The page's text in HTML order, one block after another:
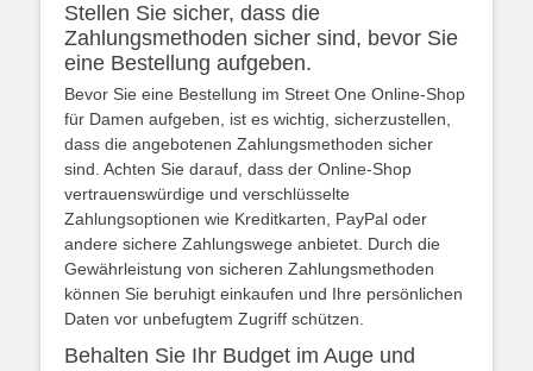
Stellen Sie sicher, dass die
Zahlungsmethoden sicher sind, bevor Sie
eine Bestellung aufgeben.
Bevor Sie eine Bestellung im Street One Online-Shop
für Damen aufgeben, ist es wichtig, sicherzustellen,
dass die angebotenen Zahlungsmethoden sicher
sind. Achten Sie darauf, dass der Online-Shop
vertrauenswürdige und verschlüsselte
Zahlungsoptionen wie Kreditkarten, PayPal oder
andere sichere Zahlungswege anbietet. Durch die
Gewährleistung von sicheren Zahlungsmethoden
können Sie beruhigt einkaufen und Ihre persönlichen
Daten vor unbefugtem Zugriff schützen.
Behalten Sie Ihr Budget im Auge und